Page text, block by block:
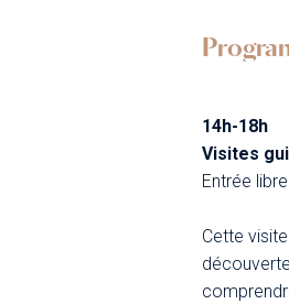
14h-18h
Visites
Entrée
Cette